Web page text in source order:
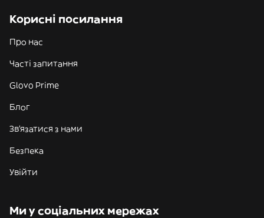
Корисні посилання
Про нас
Часті запитання
Glovo Prime
Блог
Зв'язатися з нами
Безпека
Увійти
Ми у соціальних мережах